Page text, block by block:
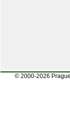
© 2000-2026